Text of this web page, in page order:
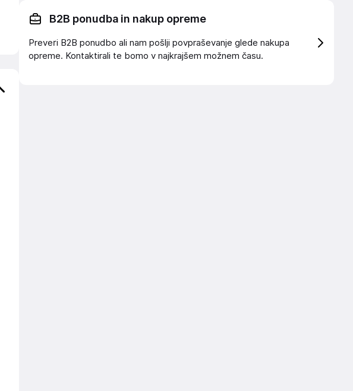
B2B ponudba in nakup opreme
Preveri B2B ponudbo ali nam pošlji povpraševanje glede nakupa
opreme. Kontaktirali te bomo v najkrajšem možnem času.